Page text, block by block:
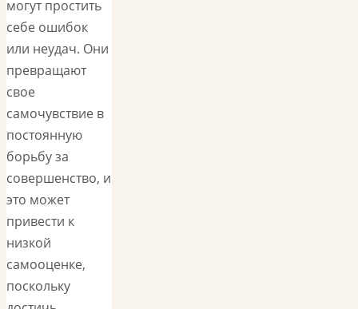
могут простить
себе ошибок
или неудач. Они
превращают
свое
самочувствие в
постоянную
борьбу за
совершенство, и
это может
привести к
низкой
самооценке,
поскольку